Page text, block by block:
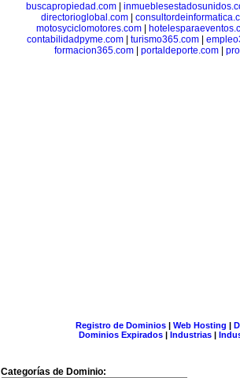
buscapropiedad.com
directorioglobal.com
motosyciclomotores.com|
contabilidadpyme.com| turismo365.com|
formacion365.com| portaldeporte.com|
Registro de Dominios| Web Hosting |
Dominios Expirados | Industrias |
Categorías de Dominio: